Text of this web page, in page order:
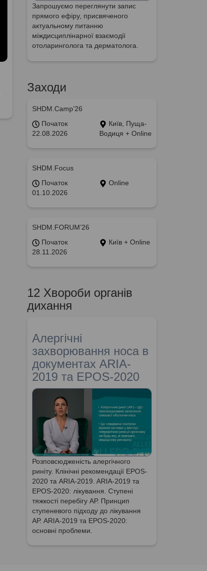
Запрошуємо переглянути запис
прямого ефіру, присвяченого
актуальному питанню
міждисциплінарної взаємодії
отоларинголога та дерматолога.
Заходи
SHDM.Camp’26
Початок
22.08.2026
Київ, Пуща-
Водиця + Online
SHDM.Focus
Початок
01.10.2026
Online
SHDM.FORUM’26
Початок
28.11.2026
Київ + Online
12 Хвороби органів
дихання
Алергічні
захворювання носа в
документах ARIA-
2019 та EPOS-2020
Розповсюдженість алергічного
риніту. Клінічні рекомендації EPOS-
2020 та ARIA-2019. ARIA-2019 та
EPOS-2020: лікування. Ступені
тяжкості перебігу АР. Принцип
ступеневого підходу до лікування
АР. ARIA-2019 та EPOS-2020:
основні проблеми.